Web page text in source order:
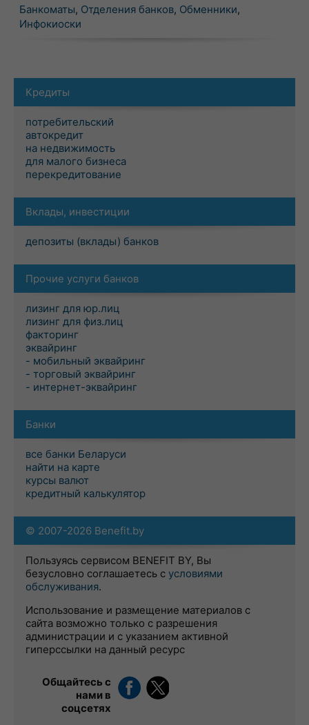
Банкоматы, Отделения банков, Обменники,
Инфокиоски
Кредиты
потребительский
автокредит
на недвижимость
для малого бизнеса
перекредитование
Вклады, инвестиции
депозиты (вклады) банков
Прочие услуги банков
лизинг для юр.лиц
лизинг для физ.лиц
факторинг
эквайринг
- мобильный эквайринг
- торговый эквайринг
- интернет-эквайринг
Банки
все банки Беларуси
найти на карте
курсы валют
кредитный калькулятор
© 2007-2026 Benefit.by
Пользуясь сервисом BENEFIT BY, Вы
безусловно соглашаетесь с условиями
обслуживания.
Использование и размещение материалов с
сайта возможно только с разрешения
администрации и с указанием активной
гиперссылки на данный ресурс
Общайтесь с
нами в
соцсетях